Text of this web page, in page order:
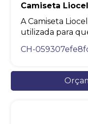
Camiseta
A Camiseta
utilizada para
CH-